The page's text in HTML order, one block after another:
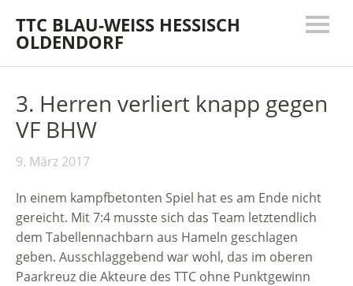
TTC BLAU-WEISS HESSISCH
OLDENDORF
3. Herren verliert knapp gegen
VF BHW
9. März 2017
In einem kampfbetonten Spiel hat es am Ende nicht
gereicht. Mit 7:4 musste sich das Team letztendlich
dem Tabellennachbarn aus Hameln geschlagen
geben. Ausschlaggebend war wohl, das im oberen
Paarkreuz die Akteure des TTC ohne Punktgewinn